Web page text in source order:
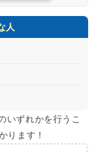
人
いずれかを行うこ
ります！